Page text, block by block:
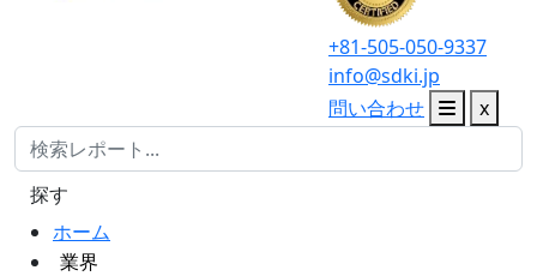
+81-505-050-9337
info@sdki.jp
問い合わせ
x
ホーム
業界
探す